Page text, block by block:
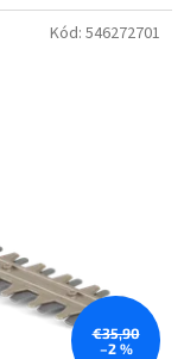
€35,90
–2 %
Kód: 546272701